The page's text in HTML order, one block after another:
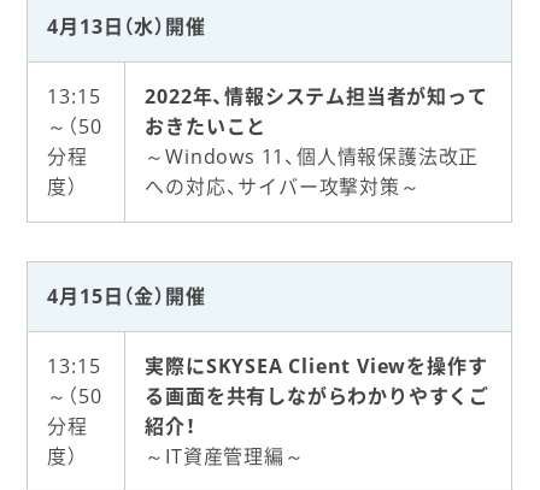
4月13日（水）開催
13:15
～（50
分程
度）
2022年、情報システム担当者が知って
おきたいこと
～Windows 11、個人情報保護法改正
への対応、サイバー攻撃対策～
4月15日（金）開催
13:15
～（50
分程
度）
実際にSKYSEA Client Viewを操作す
る画面を共有しながらわかりやすくご
紹介！
～IT資産管理編～